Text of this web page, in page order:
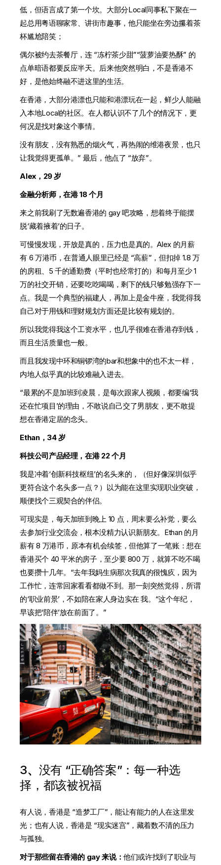
低，但语言成了第一个坎。大部分Local同事私下聚在一
起总用粤语聊家常、讲街市趣事，他只能坐在旁边攥着茶
杯尴尬陪笑；
偶尔被约去茶餐厅，连 “冻柠茶少甜”“菠萝油要热酥” 的
点单暗语都要反应半天。后来他突然明白，不是香港不
好，是他始终融不进这里的生活。
在香港，大部分港漂也只能和港漂玩在一起，鲜少人能融
入本地Local的社区。在人都认识不了几个的情况下，更
何况是找对象这个事情。
没有朋友，没有熟悉的烟火气，再热闹的维港夜景，也只
让我觉得更孤单。” 最后，他点了 “放弃”。
Alex，29 岁
金融分析师，在港 18 个月
来之前我刷了无数遍香港的 gay 吧攻略，想着终于能摆
脱‘藏着掖着’的日子。
可慢慢发现，开放是真的，压力也是真的。Alex 的月薪
有 6 万港币，在普通人眼里已经是 “高薪”，但扣掉 1.8 万
的房租、5 千的通勤费（平时也经常打的）和每月至少 1
万的社交开销，还要吃吃喝喝，剩下的钱只够勉强存下一
点。我是一个典型的福建人，再加上是金牛座，我觉得我
自己对于用钱和理财规划方面还是比较有规划的。
所以我觉得我这个工资水平，也几乎很难在香港存到钱，
而且生活质量也一般。
而且我发现中环和铜锣湾的bar和想象中的也不太一样，
内地人似乎真的比较难融入进去。
“最累的不是加班到凌晨，是每次跟家人视频，都要编‘我
还在忙项目’的理由，不敢说自己交了男朋友，更不敢提
想在香港定居的念头。
Ethan，34 岁
科技公司产品经理，在港 22 个月
我是冲着‘创新科技枢纽’的名头来的，（但好像深圳似乎
更符合这个名头多一点？）以为能在这里实现职业突破，
顺便找个三观契合的伴侣。
可现实是，每天加班到晚上 10 点，周末要么补觉，要么
去参加行业交流会，根本没精力认识新朋友。Ethan 的月
薪有 8 万港币，原本有机会续签，但他算了一笔账：想在
香港买个 40 平米的房子，至少要 800 万，就算不吃不喝
也要攒十几年。“去年我妈生病那次我真的很愧疚，因为
工作忙，连常回家看看都做不到。那一刻突然觉得，所谓
的‘职业前景’，不如陪在家人身边实在 我。“这个年纪，
早该把‘陪伴’放在前面了。”
3、 没有 “正确答案”：每一种选
择，都该被祝福
有人说，香港是 “造梦工厂”，能让有能力的人在这里发
光；也有人说，香港是 “现实迷宫”，藏着数不清的压力
与孤独。
对于那些留在香港的 gay 来说：他们或许找到了职业与